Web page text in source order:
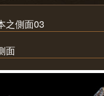
之側面03
面